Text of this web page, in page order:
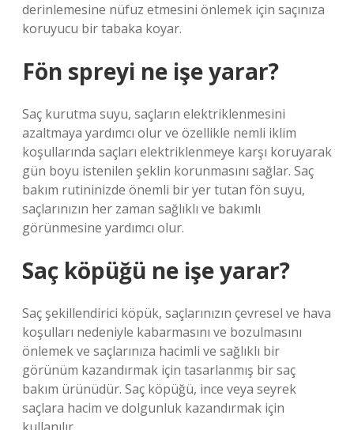
derinlemesine nüfuz etmesini önlemek için saçınıza
koruyucu bir tabaka koyar.
Fön spreyi ne işe yarar?
Saç kurutma suyu, saçların elektriklenmesini
azaltmaya yardımcı olur ve özellikle nemli iklim
koşullarında saçları elektriklenmeye karşı koruyarak
gün boyu istenilen şeklin korunmasını sağlar. Saç
bakım rutininizde önemli bir yer tutan fön suyu,
saçlarınızın her zaman sağlıklı ve bakımlı
görünmesine yardımcı olur.
Saç köpüğü ne işe yarar?
Saç şekillendirici köpük, saçlarınızın çevresel ve hava
koşulları nedeniyle kabarmasını ve bozulmasını
önlemek ve saçlarınıza hacimli ve sağlıklı bir
görünüm kazandırmak için tasarlanmış bir saç
bakım ürünüdür. Saç köpüğü, ince veya seyrek
saçlara hacim ve dolgunluk kazandırmak için